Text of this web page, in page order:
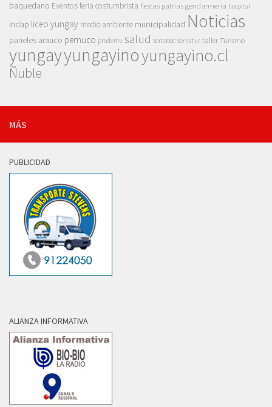
baquedano Eventosferia costumbrista fiestas patrias gendarmeria hospital
indap liceo yungay medio ambiente municipalidad Noticias
paneles arauco pemuco prodemu salud sercotec sernatur taller Turismo
yungayyungayinoyungayino.cl
Ñuble
MÁS
PUBLICIDAD
ALIANZA INFORMATIVA